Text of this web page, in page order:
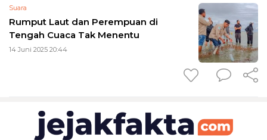
Suara
Rumput Laut dan Perempuan di
Tengah Cuaca Tak Menentu
14 Juni 2025 20:44